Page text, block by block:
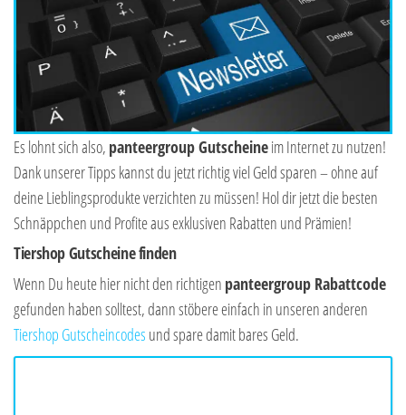
Es lohnt sich also, panteergroup Gutscheineim Internet zu nutzen!
Dank unserer Tipps kannst du jetzt richtig viel Geld sparen – ohne auf
deine Lieblingsprodukte verzichten zu müssen! Hol dir jetzt die besten
Schnäppchen und Profite aus exklusiven Rabatten und Prämien!
Tiershop Gutscheine finden
Wenn Du heute hier nicht den richtigen panteergroup Rabattcode
gefunden haben solltest, dann stöbere einfach in unseren anderen
Tiershop Gutscheincodes und spare damit bares Geld.